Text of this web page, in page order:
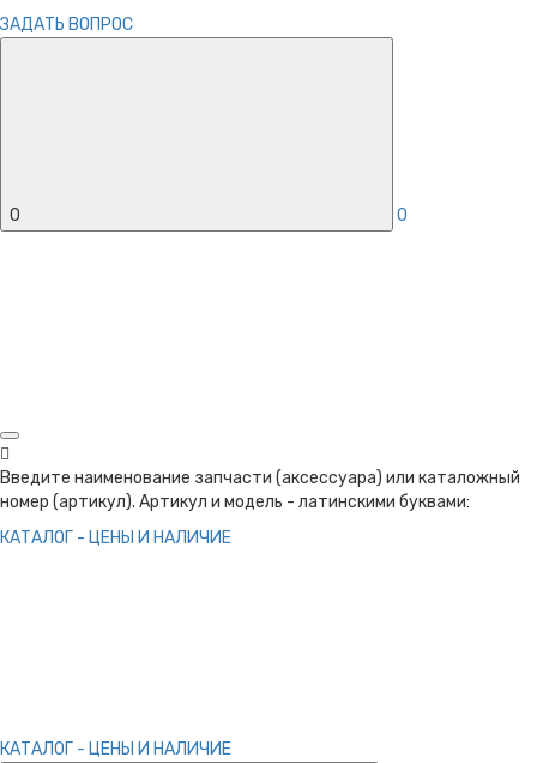
ЗАДАТЬ ВОПРОС
0 0
Введите наименование запчасти (аксессуара) или каталожный
номер (артикул). Артикул и модель - латинскими буквами:
КАТАЛОГ - ЦЕНЫ И НАЛИЧИЕ
КАТАЛОГ - ЦЕНЫ И НАЛИЧИЕ